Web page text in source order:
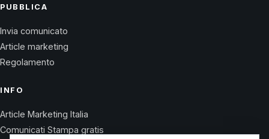
PUBBLICA
Invia comunicato
Article marketing
Regolamento
INFO
Article Marketing Italia
Comunicati Stampa gratis